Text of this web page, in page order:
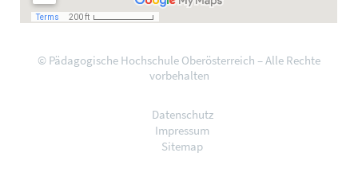
© Pädagogische Hochschule Oberösterreich – Alle Rechte
vorbehalten
Datenschutz
Impressum
Sitemap